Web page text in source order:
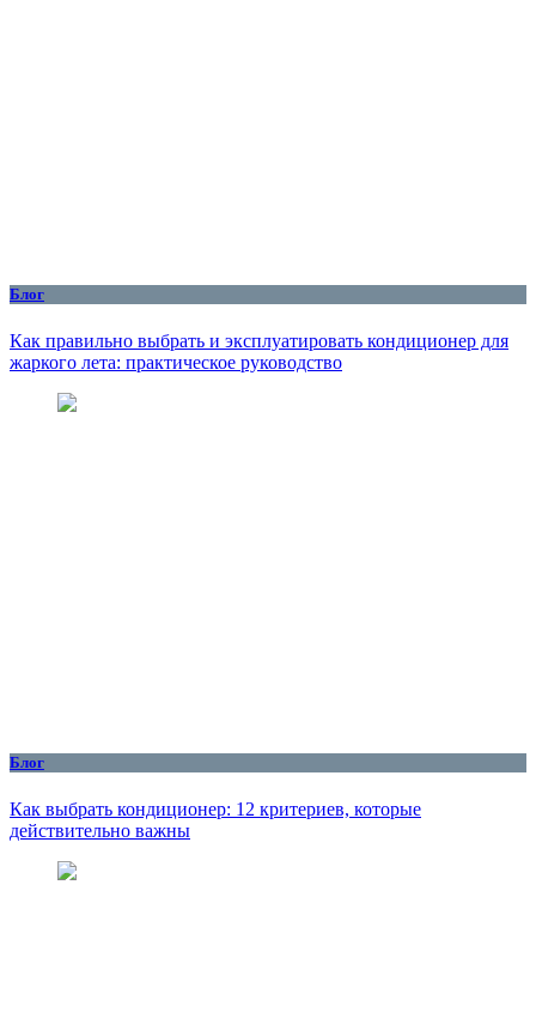
Блог
Как правильно выбрать и эксплуатировать кондиционер для
жаркого лета: практическое руководство
Блог
Как выбрать кондиционер: 12 критериев, которые
действительно важны